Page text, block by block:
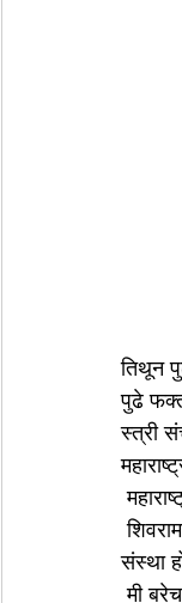
तिथून
पुढे
स्त्री
शिवरामपंत, भालूकाका,रमेश अशा २- ३ पिढ्यांची हि. संस्था पूर्ण शारीरिक संवर्धनाला वाहून घेतलेली पुण्यातली अग्रगण्य
संस्था
मी